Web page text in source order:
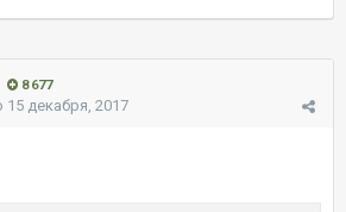
8 677
15 декабря, 2017